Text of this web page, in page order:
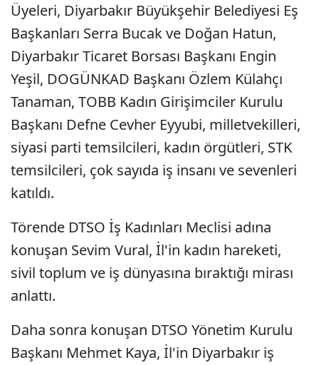
Üyeleri, Diyarbakır Büyükşehir Belediyesi Eş
Başkanları Serra Bucak ve Doğan Hatun,
Diyarbakır Ticaret Borsası Başkanı Engin
Yeşil, DOGÜNKAD Başkanı Özlem Külahçı
Tanaman, TOBB Kadın Girişimciler Kurulu
Başkanı Defne Cevher Eyyubi, milletvekilleri,
siyasi parti temsilcileri, kadın örgütleri, STK
temsilcileri, çok sayıda iş insanı ve sevenleri
katıldı.
Törende DTSO İş Kadınları Meclisi adına
konuşan Sevim Vural, İl'in kadın hareketi,
sivil toplum ve iş dünyasına bıraktığı mirası
anlattı.
Daha sonra konuşan DTSO Yönetim Kurulu
Başkanı Mehmet Kaya, İl'in Diyarbakır iş